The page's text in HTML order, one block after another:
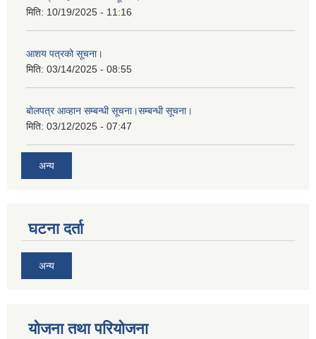
मिति: 10/19/2025 - 11:16
आशय पत्रको सूचना।
मिति: 03/14/2025 - 08:55
बोलपत्र आव्हान सम्बन्धी सूचना।सम्बन्धी सूचना।
मिति: 03/12/2025 - 07:47
अन्य
घटना दर्ता
अन्य
योजना तथा परियोजना